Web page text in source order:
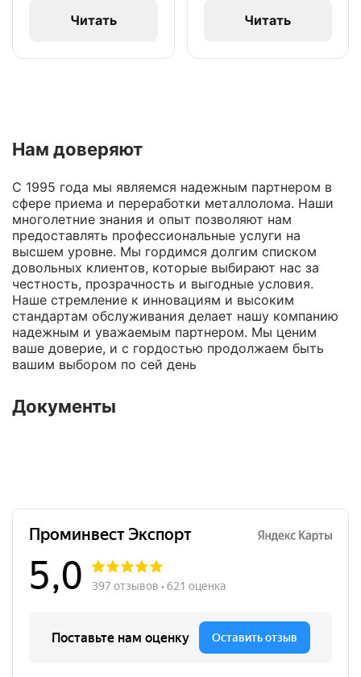
Читать
Читать
Нам доверяют
С 1995 года мы являемся надежным партнером в
сфере приема и переработки металлолома. Наши
многолетние знания и опыт позволяют нам
предоставлять профессиональные услуги на
высшем уровне. Мы гордимся долгим списком
довольных клиентов, которые выбирают нас за
честность, прозрачность и выгодные условия.
Наше стремление к инновациям и высоким
стандартам обслуживания делает нашу компанию
надежным и уважаемым партнером. Мы ценим
ваше доверие, и с гордостью продолжаем быть
вашим выбором по сей день
Документы